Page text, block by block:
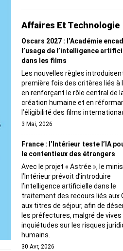
Affaires Et Technologie
Oscars 2027 : l’Académie
l’usage de l’intelligence
dans les films
Les nouvelles règles
première fois des critères liés à
en renforçant le rôle central de
création humaine et en
l’éligibilité des films
3 Mai, 2026
France : l’Intérieur teste l’IA
le contentieux des étrangers
Avec le projet « Astrée », le
l’Intérieur prévoit d’introduire
l’intelligence artificielle dans le
traitement des recours liés aux
aux titres de séjour, afin de
les préfectures, malgré de vives
inquiétudes sur les risques
humains.
30 Avr, 2026